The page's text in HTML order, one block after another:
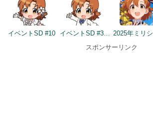
イベントSD #10 イベントSD #346 2025年ミリシタ8周年トップ画面
スポンサーリンク